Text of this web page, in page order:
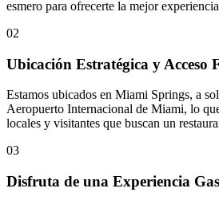
esmero para ofrecerte la mejor
02
Ubicación Estratégica y Acceso
Estamos ubicados en Miami Springs, a
Aeropuerto Internacional de Miami, lo
locales y visitantes que buscan un
03
Disfruta de una Experiencia